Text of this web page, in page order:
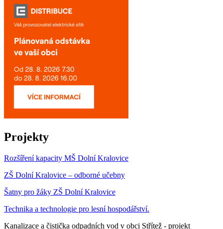
Projekty
Rozšíření kapacity MŠ Dolní Kralovice
ZŠ Dolní Kralovice – odborné učebny
Šatny pro žáky ZŠ Dolní Kralovice
Technika a technologie pro lesní hospodářství.
Kanalizace a čistička odpadních vod v obci Střítež - projekt